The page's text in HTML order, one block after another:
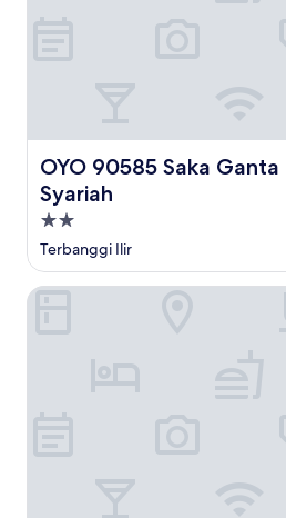
OYO 90585 Saka
Syariah
OYO 90585 Saka Ganta
Properti
bintang
2.0
Terbanggi Ilir
Esemka Hotel and Convention